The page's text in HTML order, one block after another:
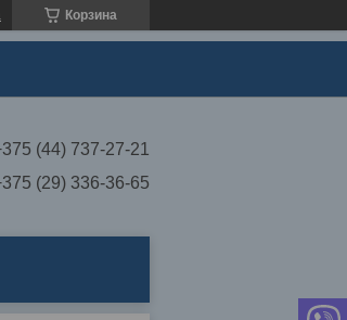
Корзина
(44) 737-27-21
(29) 336-36-65